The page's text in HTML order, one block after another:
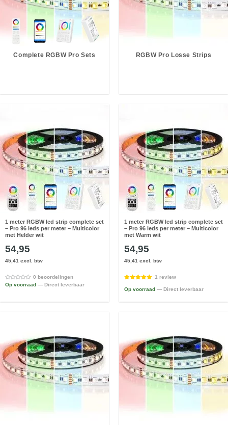
Complete RGBW Pro Sets RGBW Pro Losse Strips
1 meter RGBW led strip complete set
– Pro 96 leds per meter – Multicolor
met Helder wit
54,95
45,41 excl. btw
0 beoordelingen
Op voorraad — Direct leverbaar
1 meter RGBW led strip complete set
– Pro 96 leds per meter – Multicolor
met Warm wit
54,95
45,41 excl. btw
1 review
Op voorraad — Direct leverbaar